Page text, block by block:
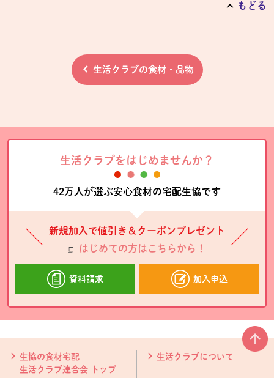
もどる
生活クラブの食材・品物
生活クラブをはじめませんか？
42万人が選ぶ安心食材の宅配生協です
新規加入で値引き＆クーポンプレゼント
はじめての方はこちらから！
資料請求 加入申込
生協の食材宅配
生活クラブ連合会 トップ
生活クラブについて